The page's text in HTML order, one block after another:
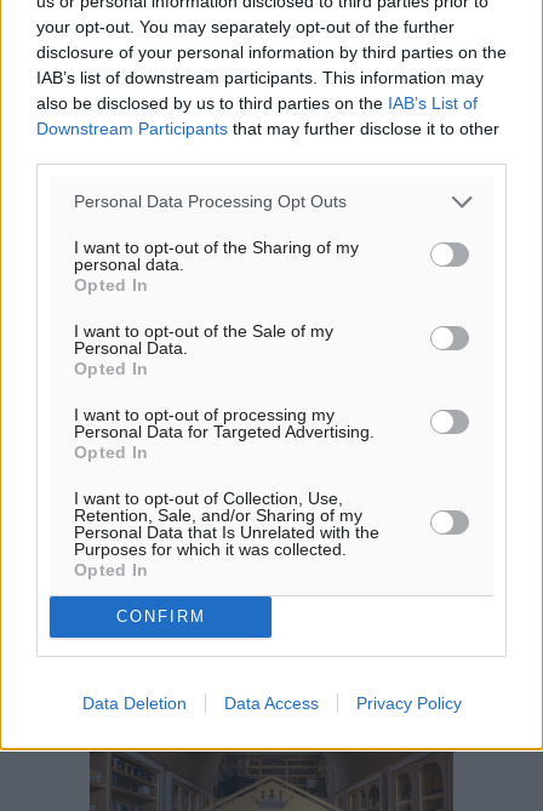
your opt-out. You may separately opt-out of the further
disclosure of your personal information by third parties on the
IAB’s list of downstream participants. This information may
also be disclosed by us to third parties on the IAB’s List of
Downstream Participants that may further disclose it to other
Personal Data Processing Opt Outs
I want to opt-out of the Sharing of my
personal data.
Opted In
I want to opt-out of the Sale of my
Personal Data.
Opted In
I want to opt-out of processing my
Personal Data for Targeted Advertising.
Opted In
I want to opt-out of Collection, Use,
Retention, Sale, and/or Sharing of my
Personal Data that Is Unrelated with the
Purposes for which it was collected.
Opted In
CONFIRM
Data Deletion Data Access Privacy Policy
ΚΥ
30°
ΔΕ